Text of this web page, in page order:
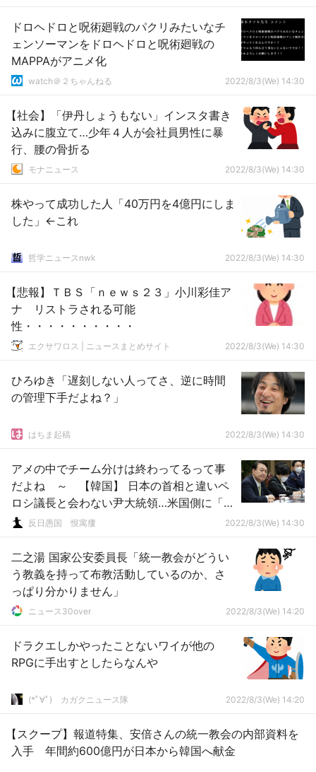
ドロヘドロと呪術廻戦のパクリみたいなチ
ェンソーマンをドロヘドロと呪術廻戦の
MAPPAがアニメ化
watch＠２ちゃんねる 2022/8/3(We) 14:30
【社会】「伊丹しょうもない」インスタ書き
込みに腹立て…少年４人が会社員男性に暴
行、腰の骨折る
モナニュース 2022/8/3(We) 14:30
株やって成功した人「40万円を4億円にしま
した」←これ
哲学ニュースnwk 2022/8/3(We) 14:30
【悲報】ＴＢＳ「ｎｅｗｓ２３」小川彩佳ア
ナ リストラされる可能
性・・・・・・・・・・
エクサワロス | ニュースまとめサイト 2022/8/3(We) 14:30
ひろゆき「遅刻しない人ってさ、逆に時間
の管理下手だよね？」
はちま起稿 2022/8/3(We) 14:30
アメの中でチーム分けは終わってるって事
だよね ～ 【韓国】 日本の首相と違いペ
ロシ議長と会わない尹大統領…米国側に「休
暇」と説明すると、「十分理解」と返答
反日愚国 恨寓瘻 2022/8/3(We) 14:30
二之湯 国家公安委員長「統一教会がどうい
う教義を持って布教活動しているのか、さ
っぱり分かりません」
ニュース30over 2022/8/3(We) 14:20
ドラクエしかやったことないワイが他の
RPGに手出すとしたらなんや
(*ﾟ∀ﾟ)ゞカガクニュース隊 2022/8/3(We) 14:20
【スクープ】報道特集、安倍さんの統一教会の内部資料を
入手 年間約600億円が日本から韓国へ献金